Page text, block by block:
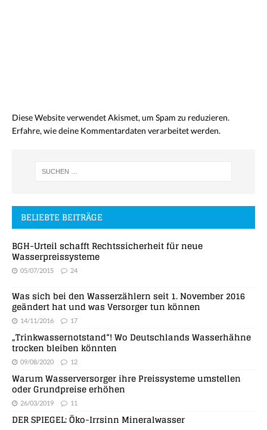
Diese Website verwendet Akismet, um Spam zu reduzieren.
Erfahre, wie deine Kommentardaten verarbeitet werden.
BELIEBTE BEITRÄGE
BGH-Urteil schafft Rechtssicherheit für neue
Wasserpreissysteme
05/07/2015 24
Was sich bei den Wasserzählern seit 1. November 2016
geändert hat und was Versorger tun können
14/11/2016 17
„Trinkwassernotstand“! Wo Deutschlands Wasserhähne
trocken bleiben könnten
09/08/2020 12
Warum Wasserversorger ihre Preissysteme umstellen
oder Grundpreise erhöhen
26/03/2019 11
DER SPIEGEL: Öko-Irrsinn Mineralwasser